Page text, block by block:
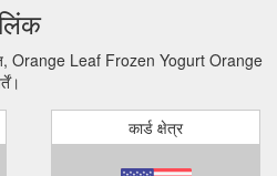
Orange Leaf Frozen Yogurt Orange
कार्ड क्षेत्र